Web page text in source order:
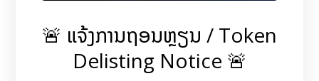
🚨 ແຈ້ງການຖອນຫຼຽນ / Token
Delisting Notice 🚨